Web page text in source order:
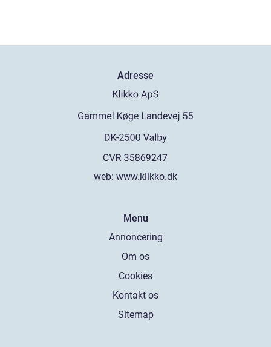
Adresse
web: www.klikko.dk
Menu
Annoncering
Om os
Cookies
Kontakt os
Sitemap